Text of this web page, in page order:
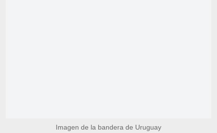
Imagen de la bandera de Uruguay